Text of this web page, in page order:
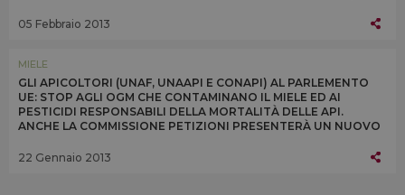
05 Febbraio 2013
MIELE
GLI APICOLTORI (UNAF, UNAAPI E CONAPI) AL PARLEMENTO
UE: STOP AGLI OGM CHE CONTAMINANO IL MIELE ED AI
PESTICIDI RESPONSABILI DELLA MORTALITÀ DELLE API.
ANCHE LA COMMISSIONE PETIZIONI PRESENTERÀ UN NUOVO
22 Gennaio 2013